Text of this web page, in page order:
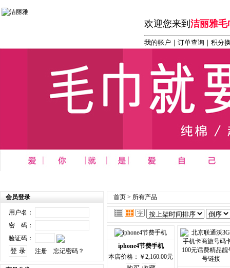
欢迎您来到 洁丽雅毛
我的帐户 ｜ 订单查询 ｜积分
会员登录
用户名：
密 码：
验证码：
注册
忘记密码？
首页 > 所有产品
iphone4节费手机
本店价格：￥2,160.00元